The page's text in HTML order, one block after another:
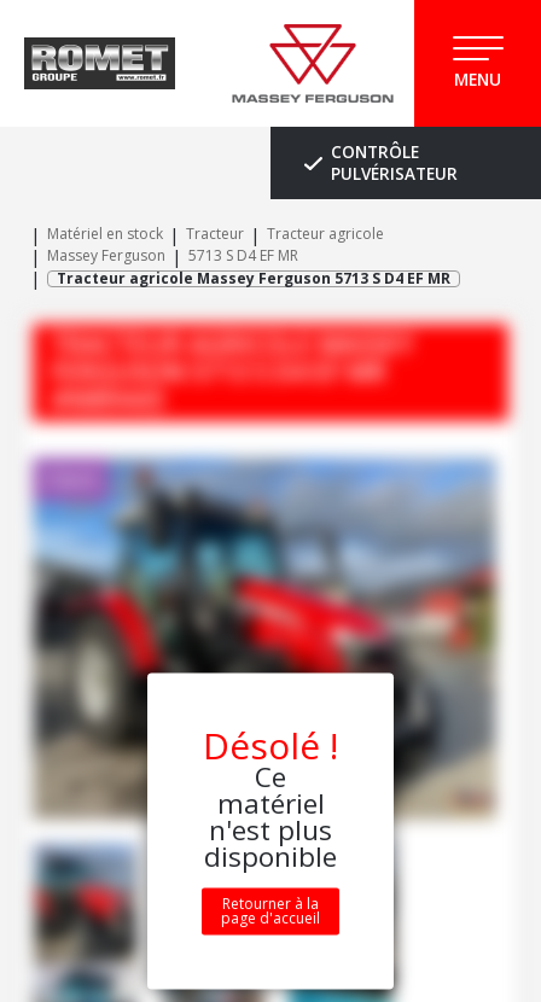
MENU
CONTRÔLE
PULVÉRISATEUR
Matériel en stock Tracteur
Tracteur agricole
Massey Ferguson
5713 S D4 EF MR
Tracteur agricole Massey Ferguson 5713 S D4 EF MR
TRACTEUR AGRICOLE
MASSEY
FERGUSON
5713 S D4 EF MR
#M89443
Désolé !
Ce
matériel
n'est plus
disponible
Retourner à la
page d'accueil